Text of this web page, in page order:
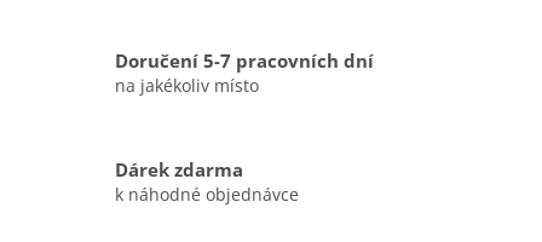
Doručení 5-7 pracovních dní
na jakékoliv místo
Dárek zdarma
k náhodné objednávce